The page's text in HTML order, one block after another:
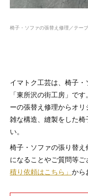
椅子・ソファの張替え修理／テー
イマトク工芸は、椅子
「東所沢の街工房」で
ーの張替え修理からオ
雑な構造、縫製をした
い。
椅子・ソファの張り替
になることやご質問等
積り依頼はこちら」 から